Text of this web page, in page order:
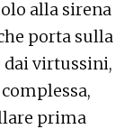
alla sirena
porta sulla
dai virtussini,
prima